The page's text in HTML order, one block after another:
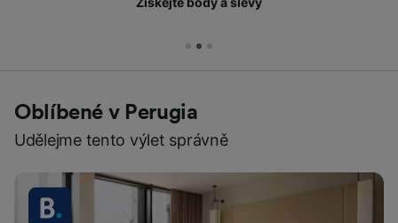
Oblíbené v Perugia
Udělejme tento výlet správně